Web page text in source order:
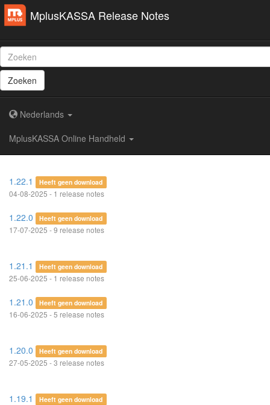
MplusKASSA Release Notes
Zoeken
Nederlands
MplusKASSA Online Handheld
1.22.1 Heeft geen download
04-08-2025 - 1 release notes
1.22.0 Heeft geen download
17-07-2025 - 9 release notes
1.21.1 Heeft geen download
25-06-2025 - 1 release notes
1.21.0 Heeft geen download
16-06-2025 - 5 release notes
1.20.0 Heeft geen download
27-05-2025 - 3 release notes
1.19.1 Heeft geen download